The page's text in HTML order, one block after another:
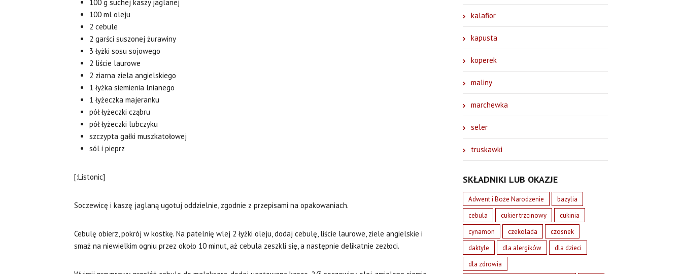
100 g suchej kaszy jaglanej
100 ml oleju
2 cebule
2 garści suszonej żurawiny
3 łyżki sosu sojowego
2 liście laurowe
2 ziarna ziela angielskiego
1 łyżka siemienia lnianego
1 łyżeczka majeranku
pół łyżeczki cząbru
pół łyżeczki lubczyku
szczypta gałki muszkatołowej
sól i pieprz
[:Listonic]
Soczewicę i kaszę jaglaną ugotuj oddzielnie, zgodnie z przepisami na opakowaniach.
Cebulę obierz, pokrój w kostkę. Na patelnię wlej 2 łyżki oleju, dodaj cebulę, liście laurowe, ziele angielskie i
smaż na niewielkim ogniu przez około 10 minut, aż cebula zeszkli się, a następnie delikatnie zezłoci.
kalafior
kapusta
koperek
maliny
marchewka
seler
truskawki
SKŁADNIKI LUB OKAZJE
Adwent i Boże Narodzenie
bazylia
cebula
cukier trzcinowy
cukinia
cynamon
czekolada
czosnek
daktyle
dla alergików
dla dzieci
dla zdrowia